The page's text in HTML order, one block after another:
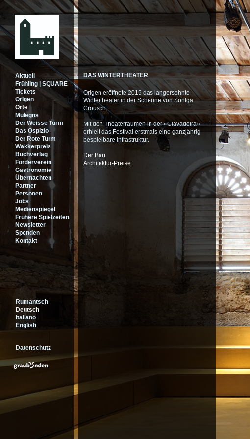
Aktuell
Frühling | SQUARE
Tickets
Origen
Orte
Mulegns
Der Weisse Turm
Das Ospizio
Der Rote Turm
Wakkerpreis
Buchverlag
Förderverein
Gastronomie
Übernachten
Partner
Personen
Jobs
Medienspiegel
Frühere Spielzeiten
Newsletter
Spenden
Kontakt
Rumantsch
Deutsch
Italiano
English
Datenschutz
DAS WINTERTHEATER
Origen eröffnete 2015 das langersehnte
Wintertheater in der Scheune von Sontga
Crousch.
Mit den Theaterräumen in der «Clavadeira»
erhielt das Festival erstmals eine ganzjährig
bespielbare Infrastruktur.
Der Bau
Architektur-Preise